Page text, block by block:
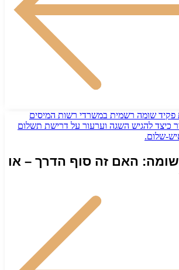
האם זה סוף הדרך – או